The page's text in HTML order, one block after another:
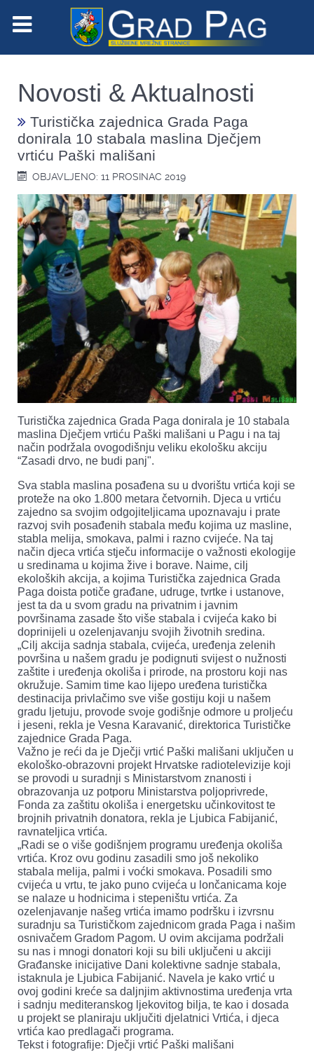
Novosti & Aktualnosti
Turistička zajednica Grada Paga
donirala 10 stabala maslina Dječjem
vrtiću Paški mališani
OBJAVLJENO: 11 PROSINAC 2019
Turistička zajednica Grada Paga donirala je 10 stabala
maslina Dječjem vrtiću Paški mališani u Pagu i na taj
način podržala ovogodišnju veliku ekološku akciju
“Zasadi drvo, ne budi panj".
Sva stabla maslina posađena su u dvorištu vrtića koji se
proteže na oko 1.800 metara četvornih. Djeca u vrtiću
zajedno sa svojim odgojiteljicama upoznavaju i prate
razvoj svih posađenih stabala među kojima uz masline,
stabla melija, smokava, palmi i razno cvijeće. Na taj
način djeca vrtića stječu informacije o važnosti ekologije
u sredinama u kojima žive i borave. Naime, cilj
ekoloških akcija, a kojima Turistička zajednica Grada
Paga doista potiče građane, udruge, tvrtke i ustanove,
jest ta da u svom gradu na privatnim i javnim
površinama zasade što više stabala i cvijeća kako bi
doprinijeli u ozelenjavanju svojih životnih sredina.
„Cilj akcija sadnja stabala, cvijeća, uređenja zelenih
površina u našem gradu je podignuti svijest o nužnosti
zaštite i uređenja okoliša i prirode, na prostoru koji nas
okružuje. Samim time kao lijepo uređena turistička
destinacija privlačimo sve više gostiju koji u našem
gradu ljetuju, provode svoje godišnje odmore u proljeću
i jeseni, rekla je Vesna Karavanić, direktorica Turističke
zajednice Grada Paga.
Važno je reći da je Dječji vrtić Paški mališani uključen u
ekološko-obrazovni projekt Hrvatske radiotelevizije koji
se provodi u suradnji s Ministarstvom znanosti i
obrazovanja uz potporu Ministarstva poljoprivrede,
Fonda za zaštitu okoliša i energetsku učinkovitost te
brojnih privatnih donatora, rekla je Ljubica Fabijanić,
ravnateljica vrtića.
„Radi se o više godišnjem programu uređenja okoliša
vrtića. Kroz ovu godinu zasadili smo još nekoliko
stabala melija, palmi i voćki smokava. Posadili smo
cvijeća u vrtu, te jako puno cvijeća u lončanicama koje
se nalaze u hodnicima i stepeništu vrtića. Za
ozelenjavanje našeg vrtića imamo podršku i izvrsnu
suradnju sa Turističkom zajednicom grada Paga i našim
osnivačem Gradom Pagom. U ovim akcijama podržali
su nas i mnogi donatori koji su bili uključeni u akciji
Građanske inicijative Dani kolektivne sadnje stabala,
istaknula je Ljubica Fabijanić. Navela je kako vrtić u
ovoj godini kreće sa daljnjim aktivnostima uređenja vrta
i sadnju mediteranskog ljekovitog bilja, te kao i dosada
u projekt se planiraju uključiti djelatnici Vrtića, i djeca
vrtića kao predlagači programa.
Tekst i fotografije: Dječji vrtić Paški mališani